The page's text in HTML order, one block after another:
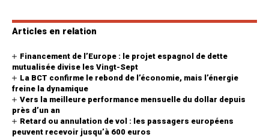
Articles en relation
Financement de l’Europe : le projet espagnol de dette
mutualisée divise les Vingt-Sept
La BCT confirme le rebond de l’économie, mais l’énergie
freine la dynamique
Vers la meilleure performance mensuelle du dollar depuis
près d’un an
Retard ou annulation de vol : les passagers européens
peuvent recevoir jusqu’à 600 euros